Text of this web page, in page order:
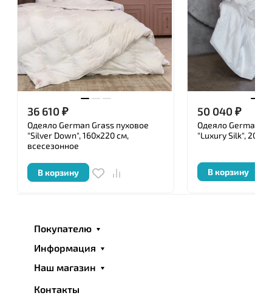
36 610₽
Одеяло German Grass пуховое
"Silver Down", 160x220 см,
всесезонное
В корзину
50 040₽
Одеяло German
"Luxury Silk",
В корзину
Покупателю
Информация
Наш магазин
Контакты